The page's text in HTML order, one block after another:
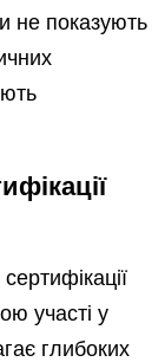
не показують
участі у
глибоких